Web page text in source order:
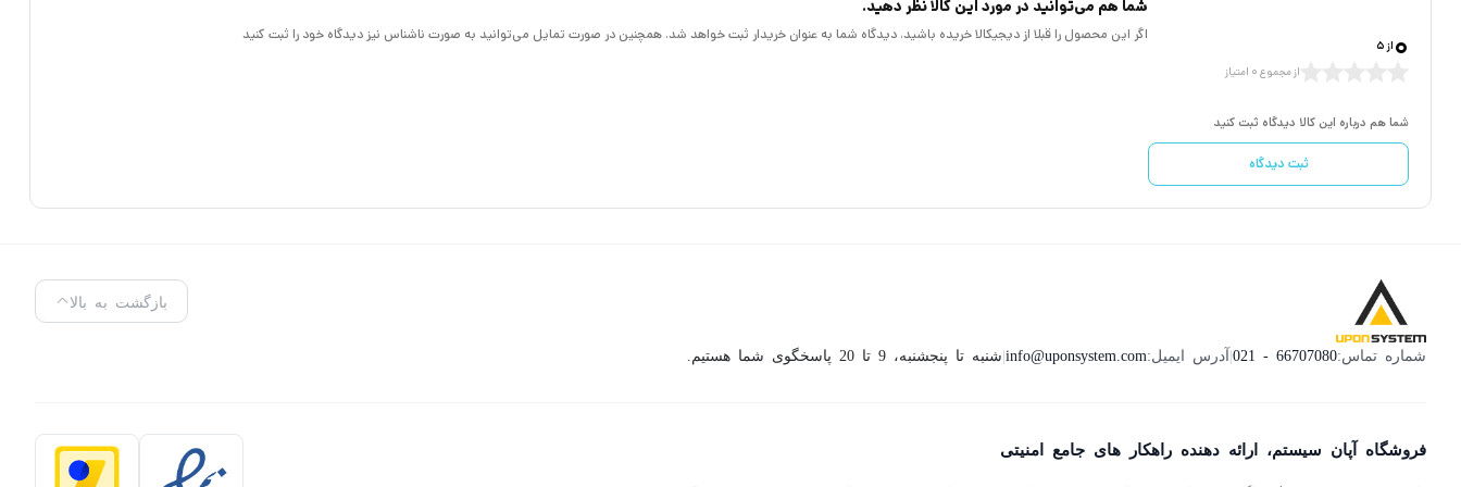
UMD DS-4CA0M14-APRWوریفوکال است و همین امر باعث شده ما توانایی تنظیم لنز در محور افقی را داشته باشیم. ( 2.8 تا 12 mm )
این دوربین قابلیت ثبت 25 فرم در ثانیه را با کیفیت 4 مگاپیکسل دارد.
0 از 5
از مجموع 0 امتیاز
شما هم درباره این کالا دیدگاه ثبت کنید
ثبت دیدگاه
شما هم می‌توانید در مورد این کالا نظر دهید.
اگر این محصول را قبلا از دیجیکالا خریده باشید، دیدگاه شما به عنوان خریدار ثبت خواهد شد. همچنین در صورت تمایل می‌توانید به صورت ناشناس نیز دیدگاه خود را ثبت کنید
شماره تماس:66707080 - 021
|آدرس ایمیل:info@uponsystem.com
|شنبه تا پنجشنبه، 9 تا 20 پاسخگوی شما هستیم.
بازگشت به بالا
فروشگاه آپان سیستم، ارائه دهنده راهکار های جامع امنیتی